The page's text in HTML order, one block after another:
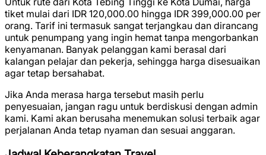
tiket mulai dari IDR 120,000.00 hingga IDR 399,000.00 per
orang. Tarif ini termasuk sangat terjangkau dan dirancang
untuk penumpang yang ingin hemat tanpa mengorbankan
kenyamanan. Banyak pelanggan kami berasal dari
kalangan pelajar dan pekerja, sehingga harga disesuaikan
agar tetap bersahabat.
Jika Anda merasa harga tersebut masih perlu
penyesuaian, jangan ragu untuk berdiskusi dengan admin
kami. Kami akan berusaha menemukan solusi terbaik agar
perjalanan Anda tetap nyaman dan sesuai anggaran.